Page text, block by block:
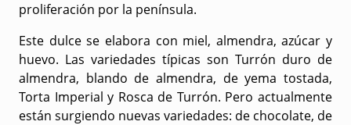
proliferación por la península.
Este dulce se elabora con miel, almendra, azúcar y
huevo. Las variedades típicas son Turrón duro de
almendra, blando de almendra, de yema tostada,
Torta Imperial y Rosca de Turrón. Pero actualmente
están surgiendo nuevas variedades: de chocolate, de